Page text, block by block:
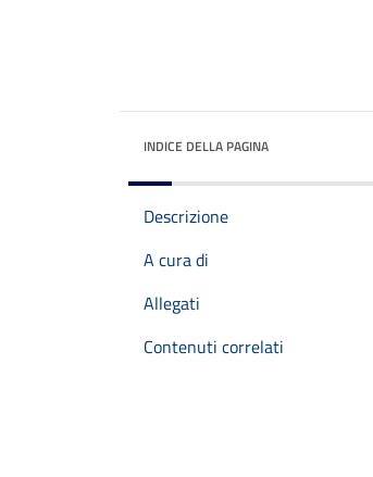
INDICE DELLA PAGINA
Descrizione
A cura di
Allegati
Contenuti correlati